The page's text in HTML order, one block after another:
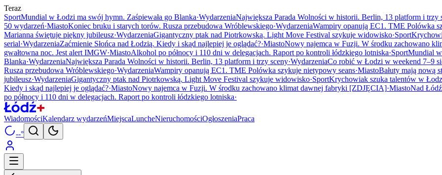
Teraz
SportMundial w Łodzi ma swój hymn. Zaśpiewała go Blanka·WydarzeniaNajwiększa Parada Wolności w historii. Berlin, 13 platform i trzy
50 wydarzeń·MiastoKoniec bruku i starych torów. Rusza przebudowa Wróblewskiego·WydarzeniaWampiry opanują EC1. TME Polówka
Marianna świętuje piękny jubileusz·WydarzeniaGigantyczny ptak nad Piotrkowską. Light Move Festival szykuje widowisko·Sport
serial·WydarzeniaZaćmienie Słońca nad Łodzią. Kiedy i skąd najlepiej je oglądać?·MiastoNowy najemca w Fuzji. W środku zachowano
gwałtowna noc. Jest alert IMGW·MiastoAlkohol po północy i 110 dni w delegacjach. Raport po kontroli łódzkiego lotniska·SportMundial
Blanka·WydarzeniaNajwiększa Parada Wolności w historii. Berlin, 13 platform i trzy sceny·WydarzeniaCo robić w Łodzi w weekend 7–9
Rusza przebudowa Wróblewskiego·WydarzeniaWampiry opanują EC1. TME Polówka szykuje nietypowy seans·MiastoBałuty mają nową
jubileusz·WydarzeniaGigantyczny ptak nad Piotrkowską. Light Move Festival szykuje widowisko·SportKrychowiak szuka talentów w
Kiedy i skąd najlepiej je oglądać?·MiastoNowy najemca w Fuzji. W środku zachowano klimat dawnej fabryki [ZDJĘCIA]·MiastoNad
po północy i 110 dni w delegacjach. Raport po kontroli łódzkiego lotniska·
WiadomościKalendarz wydarzeńMiejscaLuncheNieruchomościOgłoszeniaPraca
--°